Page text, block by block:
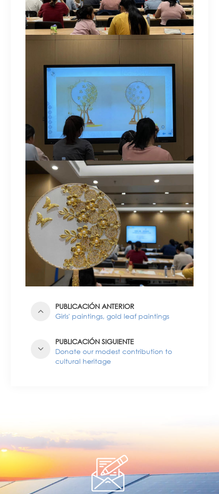
PUBLICACIÓN ANTERIOR
Girls' paintings, gold leaf paintings
PUBLICACIÓN SIGUIENTE
Donate our modest contribution to
cultural heritage